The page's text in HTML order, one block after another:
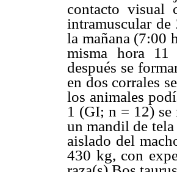
contacto visual
intramuscular
la mañana (7:00
misma hora 11
después se
en dos corrales
los animales
1 (GI; n = 12)
un mandil de
aislado del
430 kg, con